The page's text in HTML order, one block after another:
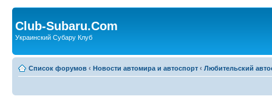
Club-Subaru.Com
Украинский Субару Клуб
Список форумов ‹ Новости автомира и автоспорт ‹ Любительский